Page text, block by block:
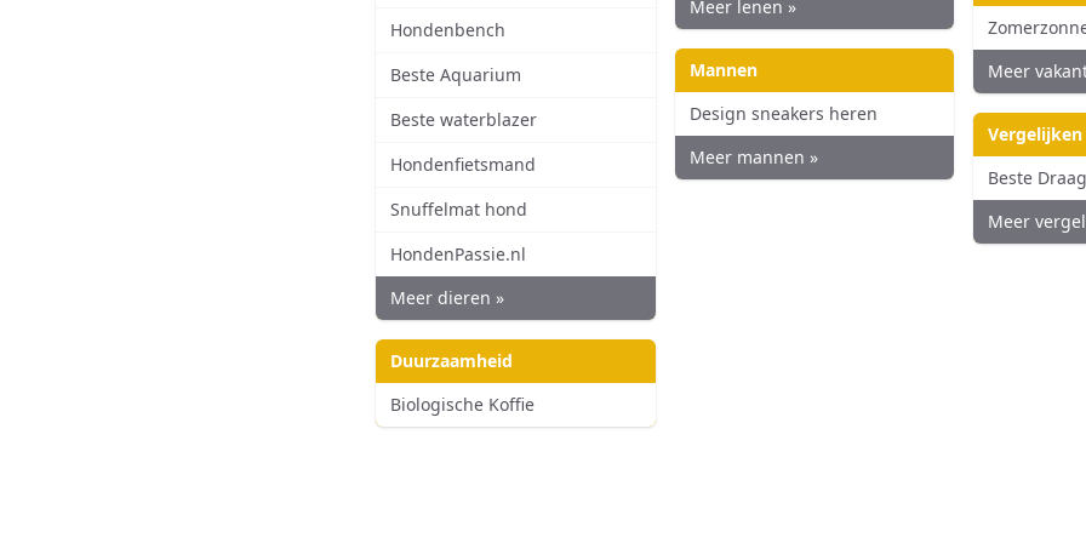
Hondenbench
Beste Aquarium
Beste waterblazer
Hondenfietsmand
Snuffelmat hond
HondenPassie.nl
Meer dieren »
Duurzaamheid
Biologische Koffie
Meer lenen »
Mannen
Design sneakers heren
Meer mannen »
Meer
Vergelijken
Beste
Meer